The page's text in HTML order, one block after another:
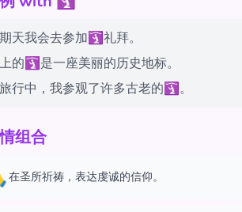
天我会去参加🛐礼拜。
的🛐是一座美丽的历史地标。
行中，我参观了许多古老的🛐。
组合
在圣所祈祷，表达虔诚的信仰。